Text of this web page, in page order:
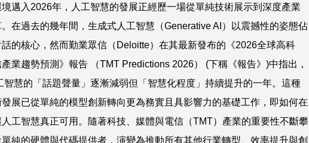
邁入2026年，人工智慧的發展正經歷一場從單純技術展示到深度產業
在過去的幾年間，生成式人工智慧（Generative AI）以震撼性的姿態佔
的核心，然而勤業眾信（Deloitte）在其最新發布的《2026全球高科
業趨勢預測》報告 （TMT Predictions 2026） (下稱《報告》)中指出，
智慧的「話題聲量」逐漸減弱但「智慧化程度」持續提升的一年。這種
展已從單純的模型創新轉向更為務實且具影響力的基礎工作，即如何在
工智慧真正可用。隨著科技、媒體與電信（TMT）產業的重要性不斷攀
純的硬體與代碼提供者，演變為推動所有其他行業轉型、效率提升與創